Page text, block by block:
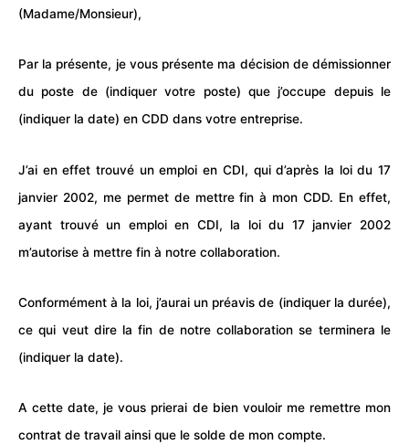
(Madame/Monsieur),
Par la présente, je vous présente ma décision de démissionner
du poste de (indiquer votre poste) que j’occupe depuis le
(indiquer la date) en CDD dans votre entreprise.
J’ai en effet trouvé un emploi en CDI, qui d’après la loi du 17
janvier 2002, me permet de mettre fin à mon CDD. En effet,
ayant trouvé un emploi en CDI, la loi du 17 janvier 2002
m’autorise à mettre fin à notre collaboration.
Conformément à la loi, j’aurai un préavis de (indiquer la durée),
ce qui veut dire la fin de notre collaboration se terminera le
(indiquer la date).
A cette date, je vous prierai de bien vouloir me remettre mon
contrat de travail ainsi que le solde de mon compte.